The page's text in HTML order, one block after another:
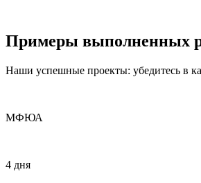
Примеры выполненных
Наши успешные проекты: убедитесь в
МФЮА
4 дня